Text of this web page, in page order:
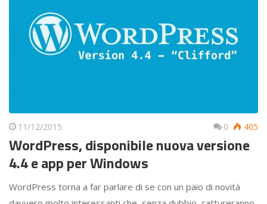
11/12/2015 0 405
WordPress, disponibile nuova versione
4.4 e app per Windows
WordPress torna a far parlare di se con un paio di novità